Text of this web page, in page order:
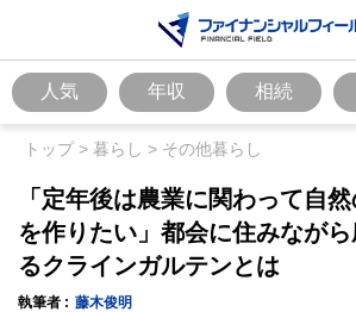
人気 年収 相続
トップ> 暮らし > その他暮らし
「定年後は農業に関わって自
を作りたい」都会に住みなが
るクラインガルテンとは
執筆者 : 藤木俊明